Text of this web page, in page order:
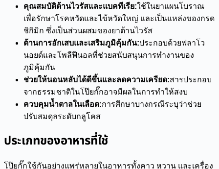
คุณสมบัติต้านไวรัสและแบคทีเรีย:ใช้ในยาแผนโบราณ
เพื่อรักษาโรคหวัดและไข้หวัดใหญ่ และเป็นแหล่งของกรด
ชิกิมิก ซึ่งเป็นส่วนผสมของยาต้านไวรัส
ต้านการอักเสบและเสริมภูมิคุ้มกัน:ประกอบด้วยฟลาโว
นอยด์และโพลีฟีนอลที่ช่วยสนับสนุนการทำงานของ
ภูมิคุ้มกัน
ช่วยให้นอนหลับได้ดีขึ้นและลดความเครียด:สารประกอบ
จากธรรมชาติในโป๊ยกั๊กอาจมีผลในการทำให้สงบ
ควบคุมน้ำตาลในเลือด:การศึกษาบางกรณีระบุว่าช่วย
ปรับสมดุลระดับกลูโคส
ประเภทของอาหารที่ใช้
โป๊ยกั๊กใช้กันอย่างแพร่หลายในอาหารทั้งคาว หวาน และเครื่อง